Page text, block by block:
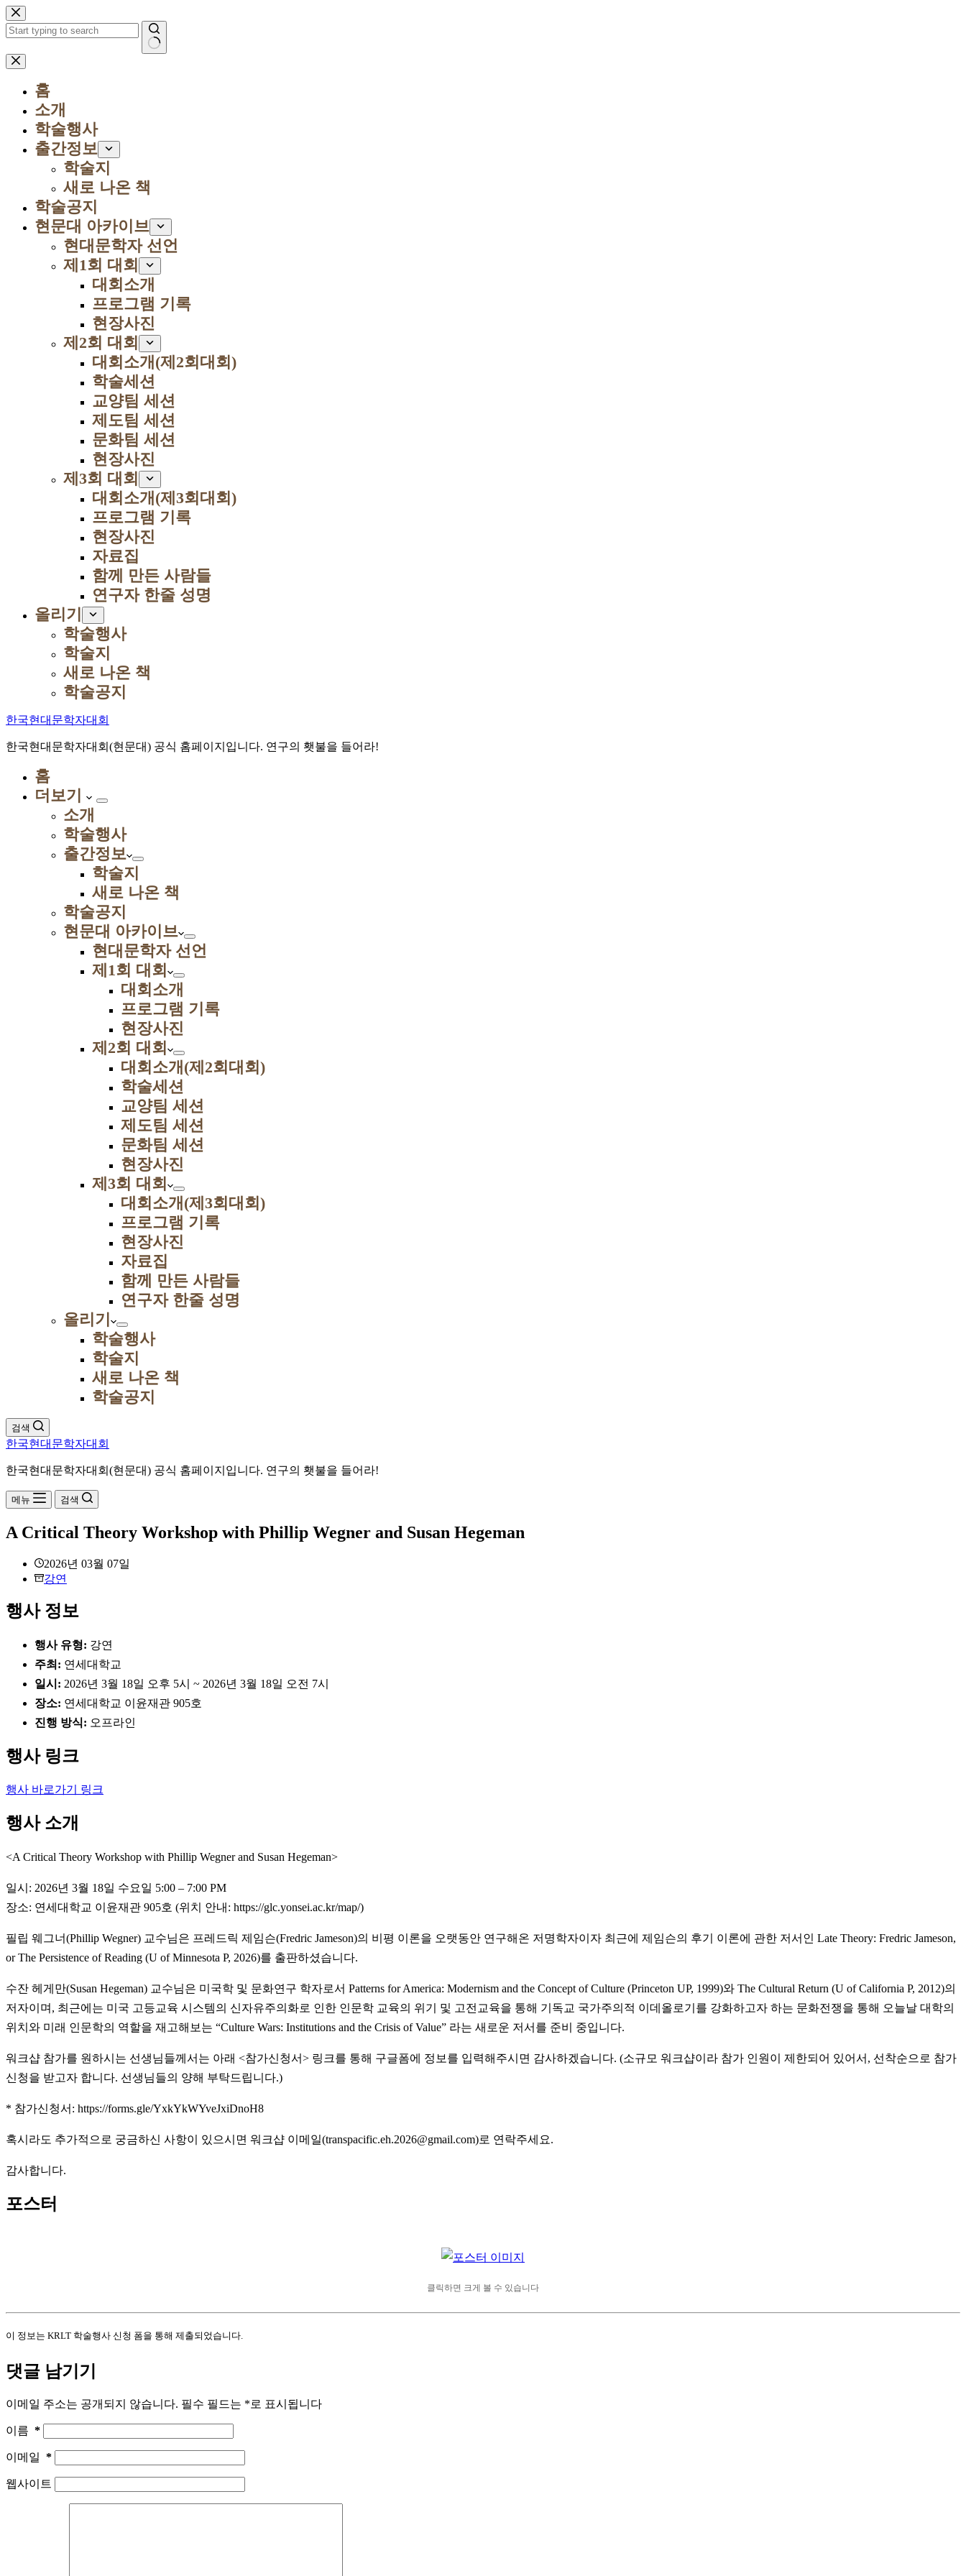
본
문
으
로
건
결
홈
소개
학술행사
출간정보
학술지
새로 나온 책
학술공지
현문대 아카이브
현대문학자 선언
제1회 대회
대회소개
프로그램 기록
현장사진
제2회 대회
대회소개(제2회대회)
학술세션
교양팀 세션
제도팀 세션
문화팀 세션
현장사진
제3회 대회
대회소개(제3회대회)
프로그램 기록
현장사진
자료집
함께 만든 사람들
연구자 한줄 성명
올리기
학술행사
학술지
새로 나온 책
학술공지
한국현대문학자대회
한국현대문학자대회(현문대) 공식 홈페이지입니다. 연구의 횃불을 들어라!
홈
더보기
소개
학술행사
출간정보
학술지
새로 나온 책
학술공지
현문대 아카이브
현대문학자 선언
제1회 대회
대회소개
프로그램 기록
현장사진
제2회 대회
대회소개(제2회대회)
학술세션
교양팀 세션
제도팀 세션
문화팀 세션
현장사진
제3회 대회
대회소개(제3회대회)
프로그램 기록
현장사진
자료집
함께 만든 사람들
연구자 한줄 성명
올리기
학술행사
학술지
새로 나온 책
학술공지
검색
한국현대문학자대회
한국현대문학자대회(현문대) 공식 홈페이지입니다. 연구의 횃불을 들어라!
메뉴 검색
A Critical Theory Workshop with Phillip Wegner and Susan Hegeman
2026년 03월 07일
강연
행사 정보
행사 유형: 강연
주최: 연세대학교
일시: 2026년 3월 18일 오후 5시 ~ 2026년 3월 18일 오전 7시
장소: 연세대학교 이윤재관 905호
진행 방식: 오프라인
행사 링크
행사 바로가기 링크
행사 소개
<A Critical Theory Workshop with Phillip Wegner and Susan Hegeman>
일시: 2026년 3월 18일 수요일 5:00 – 7:00 PM
장소: 연세대학교 이윤재관 905호 (위치 안내: https://glc.yonsei.ac.kr/map/)
필립 웨그너(Phillip Wegner) 교수님은 프레드릭 제임슨(Fredric Jameson)의 비평 이론을 오랫동안 연구해온 저명학자이자 최근에 제임슨의 후기 이론에 관한 저서인 Late Theory: Fredric Jameson,
or The Persistence of Reading (U of Minnesota P, 2026)를 출판하셨습니다.
수잔 헤게만(Susan Hegeman) 교수님은 미국학 및 문화연구 학자로서 Patterns for America: Modernism and the Concept of Culture (Princeton UP, 1999)와 The Cultural Return (U of California P, 2012)의
저자이며, 최근에는 미국 고등교육 시스템의 신자유주의화로 인한 인문학 교육의 위기 및 고전교육을 통해 기독교 국가주의적 이데올로기를 강화하고자 하는 문화전쟁을 통해 오늘날 대학의
위치와 미래 인문학의 역할을 재고해보는 “Culture Wars: Institutions and the Crisis of Value” 라는 새로운 저서를 준비 중입니다.
워크샵 참가를 원하시는 선생님들께서는 아래 <참가신청서> 링크를 통해 구글폼에 정보를 입력해주시면 감사하겠습니다. (소규모 워크샵이라 참가 인원이 제한되어 있어서, 선착순으로 참가
신청을 받고자 합니다. 선생님들의 양해 부탁드립니다.)
* 참가신청서: https://forms.gle/YxkYkWYveJxiDnoH8
혹시라도 추가적으로 궁금하신 사항이 있으시면 워크샵 이메일(transpacific.eh.2026@gmail.com)로 연락주세요.
감사합니다.
포스터
클릭하면 크게 볼 수 있습니다
이 정보는 KRLT 학술행사 신청 폼을 통해 제출되었습니다.
댓글 남기기
이메일 주소는 공개되지 않습니다. 필수 필드는 *로 표시됩니다
이름 *
이메일 *
웹사이트